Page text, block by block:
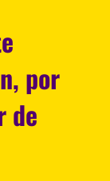
por
de